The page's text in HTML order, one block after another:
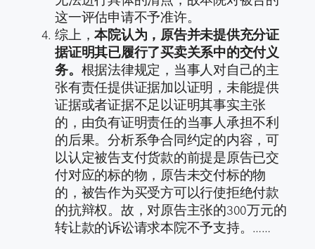
这一评估申请不予准许。
综上，本院认为，原告并未提供充分证
据证明其已履行了买卖关系中的交付义
务。 根据法律规定，当事人对自己的主
张有责任提供证据加以证明，未能提供
证据或者证据不足以证明其事实主张
的，由负有证明责任的当事人承担不利
的后果。分析系争合同约定的内容，可
以认定被告支付货款的前提是原告已交
付对应的标的物，原告未交付标的物
的，被告作为买受方可以行使拒绝付款
的抗辩权。故，对原告主张的300万元的
转让款的诉讼请求本院不予支持。……